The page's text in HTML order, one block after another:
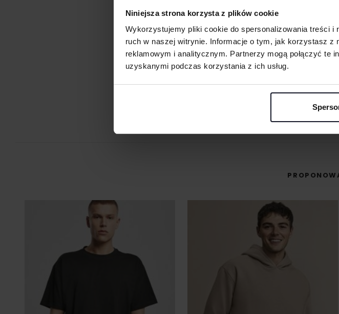
Niniejsza strona korzysta z plików cookie
Wykorzystujemy pliki cookie do spersonalizowania treści i
ruch w naszej witrynie. Informacje o tym, jak korzystasz z
reklamowym i analitycznym. Partnerzy mogą połączyć te
uzyskanymi podczas korzystania z ich usług.
bezpośredni nadruk z pliku cyfrowego na odzieży lub innym materiale.
DTF cyfrowy (Direct to Film) to nowoczesna metoda nadruku na odzieży, w której
grafika najpierw trafia na specjalną folię, a dopiero potem jest przenoszona na
materiał (np. koszulkę) przy użyciu prasy termicznej.
MASZ PYTANIA?
Jeśli masz pytania odnośnie
+48 733 904